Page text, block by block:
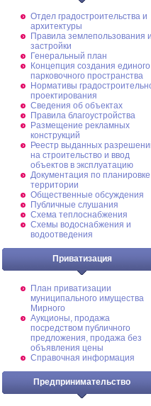
Отдел градостроительства и
архитектуры
Правила землепользования и
застройки
Генеральный план
Концепция создания единого
парковочного пространства
Нормативы
проектирования
Сведения об объектах
Правила благоустройства
Размещение рекламных
конструкций
Реестр выданных
на строительство и ввод
объектов в эксплуатацию
Документация по планировке
территории
Общественные обсуждения
Публичные слушания
Схема теплоснабжения
Схемы водоснабжения и
водоотведения
Приватизация
План приватизации
муниципального имущества
Мирного
Аукционы, продажа
посредством публичного
предложения, продажа без
объявления цены
Справочная информация
Предпринимательство